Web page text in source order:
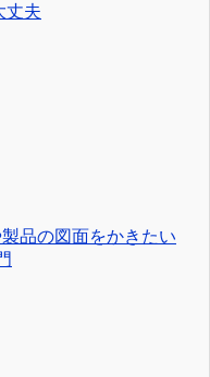
丈夫
品の図面をかきたい